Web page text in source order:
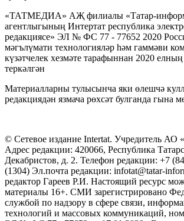
«ТАТМЕДИА» АҖ филиалы «Татар-
агентлыгының Интертат республика
редакциясе» ЭЛ № ФС 77 - 77652 2020
мәгълүмати технологияләр һәм гаммәви
күзәтчелек хезмәте тарафыннан 2020
теркәлгән
Материалларны тулысынча яки өлешчә
редакциядән язмача рөхсәт булганда гына
© Сетевое издание Intertat. Учредитель
Адрес редакции: 420066, Республика
Декабристов, д. 2. Телефон редакции: +7
(1304) Эл.почта редакции: infotat@tatar-
редактор Гареев Р.И. Настоящий ресурс
материалы 16+. СМИ зарегистрировано
службой по надзору в сфере связи,
технологий и массовых коммуникаций,